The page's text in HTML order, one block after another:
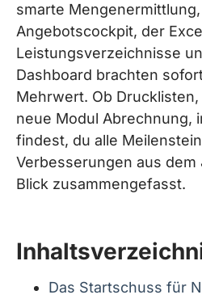
smarte
Angebotscockpit, der
Leistungsverzeichnisse
Dashboard brachten
Mehrwert. Ob
neue Modul Abrechnung,
findest, du alle
Verbesserungen aus dem
Blick zusammengefasst.
Das Startschuss für